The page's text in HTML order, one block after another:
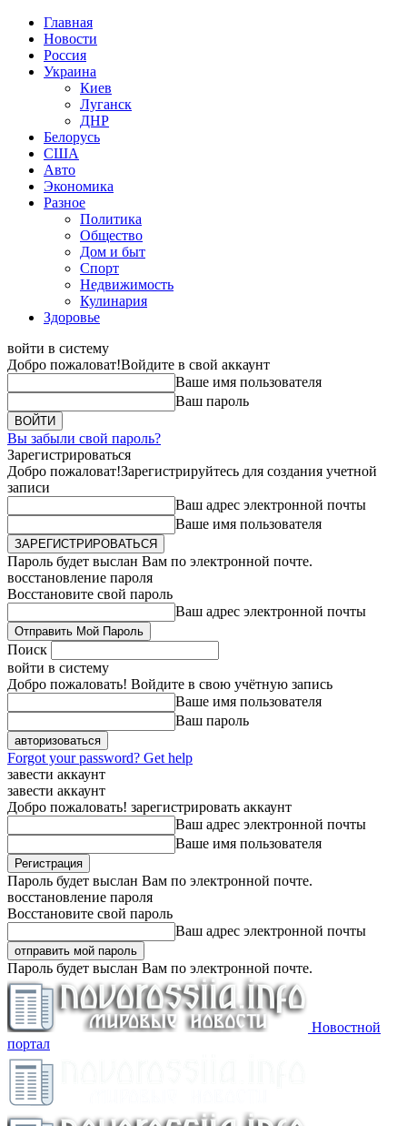
Главная
Новости
Россия
Украина
Киев
Луганск
ДНР
Белорусь
США
Авто
Экономика
Разное
Политика
Общество
Дом и быт
Спорт
Недвижимость
Кулинария
Здоровье
войти в систему
Добро пожаловат!Войдите в свой аккаунт
Ваше имя пользователя
Ваш пароль
Вы забыли свой пароль?
Зарегистрироваться
Добро пожаловат!Зарегистрируйтесь для создания учетной
записи
Ваш адрес электронной почты
Ваше имя пользователя
Пароль будет выслан Вам по электронной почте.
восстановление пароля
Восстановите свой пароль
Ваш адрес электронной почты
Поиск
войти в систему
Добро пожаловать! Войдите в свою учётную запись
Ваше имя пользователя
Ваш пароль
Forgot your password? Get help
завести аккаунт
завести аккаунт
Добро пожаловать! зарегистрировать аккаунт
Ваш адрес электронной почты
Ваше имя пользователя
Пароль будет выслан Вам по электронной почте.
восстановление пароля
Восстановите свой пароль
Ваш адрес электронной почты
Пароль будет выслан Вам по электронной почте.
Новостной
портал